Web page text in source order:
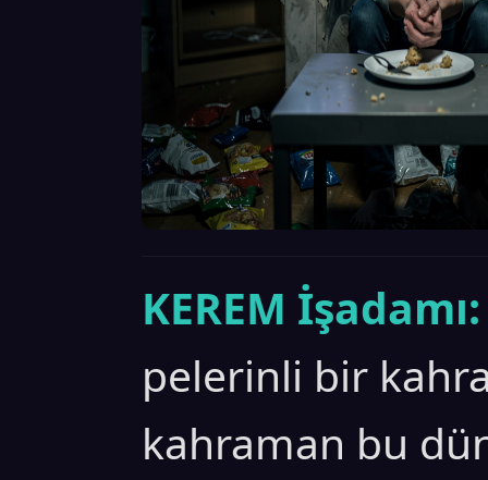
KEREM İşadamı:
pelerinli bir
kahraman bu